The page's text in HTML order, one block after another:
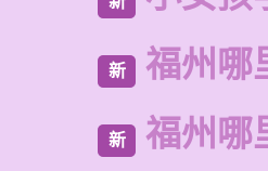
新 福州哪
新 福州哪